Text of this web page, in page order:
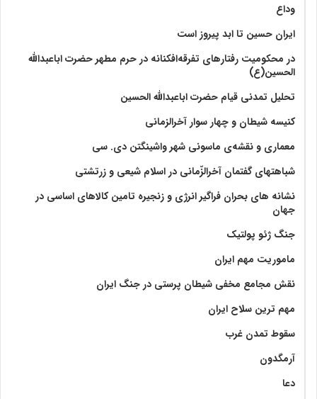
وداع
ایران حسین تا ابد پیروز است
در محکومیت رفتارهای تفرقه‌افکنانه در حرم مطهر حضرت اباعبدالله
الحسین(ع)
تحلیل تمدنی قیام حضرت اباعبدالله الحسین
کنیسه شیطان و چهار سوار آخرالزمانی
معماری و نقشه‌ی ماسونی شهر واشينگتن دی. سی
شباهتهای گفتمان آخر‌الزّمانی در اسلام شیعی و زرتشتی
نشانه های بحران فراگیر انرژی و زنجیره تامین کالاهای اساسی در
جهان
جنگ ژئو پولتیک
ماموریت مهم ایران
نقش مجامع مخفی شیطان پرستی در جنگ ایران
مهم ترین سلاح ایران
سقوط تمدن غرب
آرمگدون
دعا